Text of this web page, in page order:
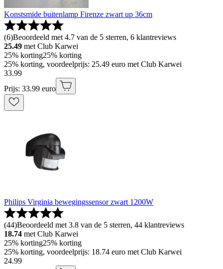
Konstsmide buitenlamp Firenze zwart up 36cm
(6)Beoordeeld met 4.7 van de 5 sterren, 6 klantreviews
25.49 met Club Karwei
25% korting25% korting
25% korting, voordeelprijs: 25.49 euro met Club Karwei
33.99
Prijs: 33.99 euro
Philips Virginia bewegingssensor zwart 1200W
(44)Beoordeeld met 3.8 van de 5 sterren, 44 klantreviews
18.74 met Club Karwei
25% korting25% korting
25% korting, voordeelprijs: 18.74 euro met Club Karwei
24.99